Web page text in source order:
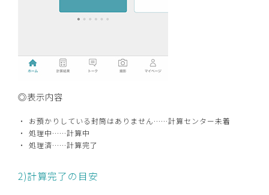
◎表示内容
お預かりしている封筒はありません……計算センター未着
処理中……計算中
処理済……計算完了
2)計算完了の目安